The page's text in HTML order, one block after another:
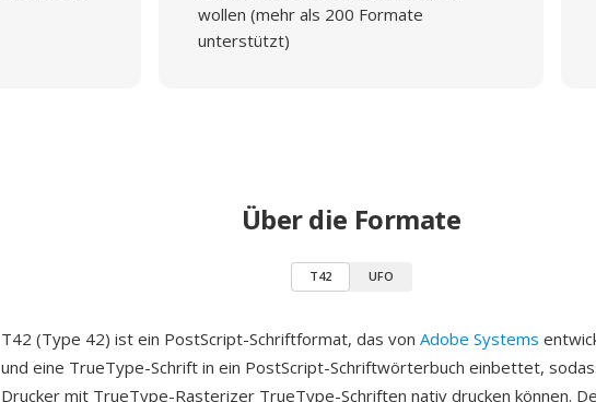
wollen (mehr als 200 Formate
unterstützt)
Über die Formate
T42 UFO
T42 (Type 42) ist ein PostScript-Schriftformat, das von Adobe Systems
und eine TrueType-Schrift in ein PostScript-Schriftwörterbuch einbettet,
Drucker mit TrueType-Rasterizer TrueType-Schriften nativ drucken können.